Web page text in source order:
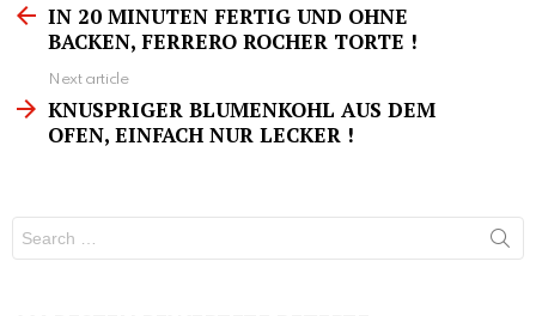
moreIN 20 MINUTEN FERTIG UND OHNE
BACKEN, FERRERO ROCHER TORTE !
Next article
KNUSPRIGER BLUMENKOHL AUS DEM
OFEN, EINFACH NUR LECKER !
for: